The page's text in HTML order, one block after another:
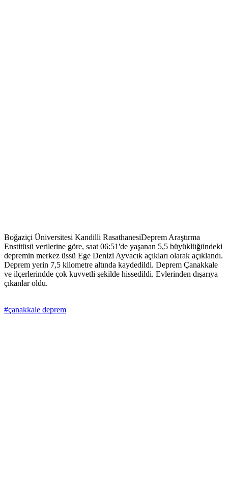
Boğaziçi Üniversitesi Kandilli RasathanesiDeprem Araştırma
Enstitüsü verilerine göre, saat 06:51'de yaşanan 5,5 büyüklüğündeki
depremin merkez üssü Ege Denizi Ayvacık açıkları olarak açıklandı.
Deprem yerin 7,5 kilometre altında kaydedildi. Deprem Çanakkale
ve ilçerlerindde çok kuvvetli şekilde hissedildi. Evlerinden dışarıya
çıkanlar oldu.
#çanakkale deprem